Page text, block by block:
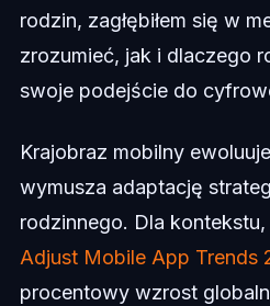
rodzin, zagłębiłem się w
zrozumieć, jak i dlaczego
swoje podejście do
Krajobraz mobilny
wymusza adaptację
rodzinnego. Dla
Adjust Mobile App Trends
procentowy wzrost